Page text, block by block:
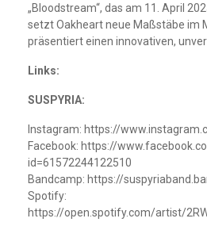
„Bloodstream“, das am 11. April
setzt Oakheart neue Maßstäbe im
präsentiert einen innovativen,
Links:
SUSPYRIA:
Instagram: https://
Facebook: https://
id=61572244122510
Bandcamp: https://
Spotify:
https://open.spotify.com/artist/